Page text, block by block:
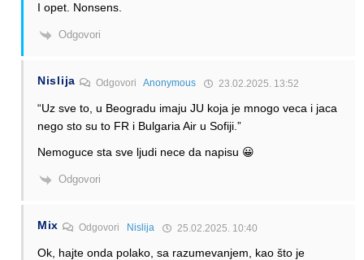
I opet. Nonsens.
Odgovori
Nislija Odgovori Anonymous 23.02.2025. 13:52
“Uz sve to, u Beogradu imaju JU koja je mnogo veca i jaca
nego sto su to FR i Bulgaria Air u Sofiji.”
Nemoguce sta sve ljudi nece da napisu 😀
Odgovori
Mix Odgovori Nislija 25.02.2025. 10:40
Ok, hajte onda polako, sa razumevanjem, kao što je